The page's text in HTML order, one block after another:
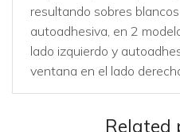
resultando sobres
autoadhesiva, en 2
lado izquierdo y
ventana en el lado
Related